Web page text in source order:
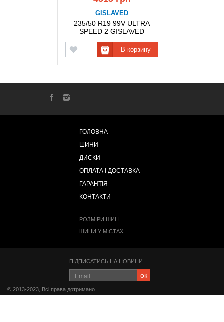
GISLAVED
235/50 R19 99V ULTRA
SPEED 2 GISLAVED
В корзину
ГОЛОВНА
ШИНИ
ДИСКИ
ОПЛАТА І ДОСТАВКА
ГАРАНТІЯ
КОНТАКТИ
РОЗМІРИ ШИН
ШИНИ У МІСТАХ
ПІДПИСАТИСЬ НА НОВИНИ
ок
© 2013-2023, Всі права дотримано